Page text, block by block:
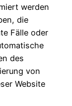
werden
die
Fälle oder
des
von
Website